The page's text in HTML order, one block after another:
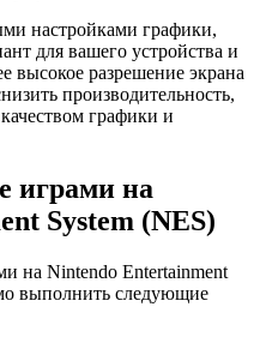
настройками графики,
для вашего устройства и
высокое разрешение экрана
производительность,
графики и
играми на
System (NES)
на Nintendo Entertainment
выполнить следующие